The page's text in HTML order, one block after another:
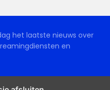
het laatste nieuws over
en